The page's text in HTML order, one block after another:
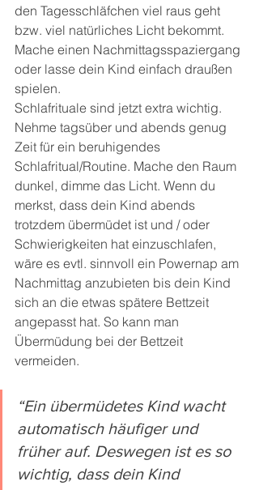
den Tagesschläfchen viel raus geht
bzw. viel natürliches Licht bekommt.
Mache einen Nachmittagsspaziergang
oder lasse dein Kind einfach draußen
spielen.
Schlafrituale sind jetzt extra wichtig.
Nehme tagsüber und abends genug
Zeit für ein beruhigendes
Schlafritual/Routine. Mache den Raum
dunkel, dimme das Licht. Wenn du
merkst, dass dein Kind abends
trotzdem übermüdet ist und / oder
Schwierigkeiten hat einzuschlafen,
wäre es evtl. sinnvoll ein Powernap am
Nachmittag anzubieten bis dein Kind
sich an die etwas spätere Bettzeit
angepasst hat. So kann man
Übermüdung bei der Bettzeit
vermeiden.
“Ein übermüdetes Kind wacht
automatisch häufiger und
früher auf. Deswegen ist es so
wichtig, dass dein Kind